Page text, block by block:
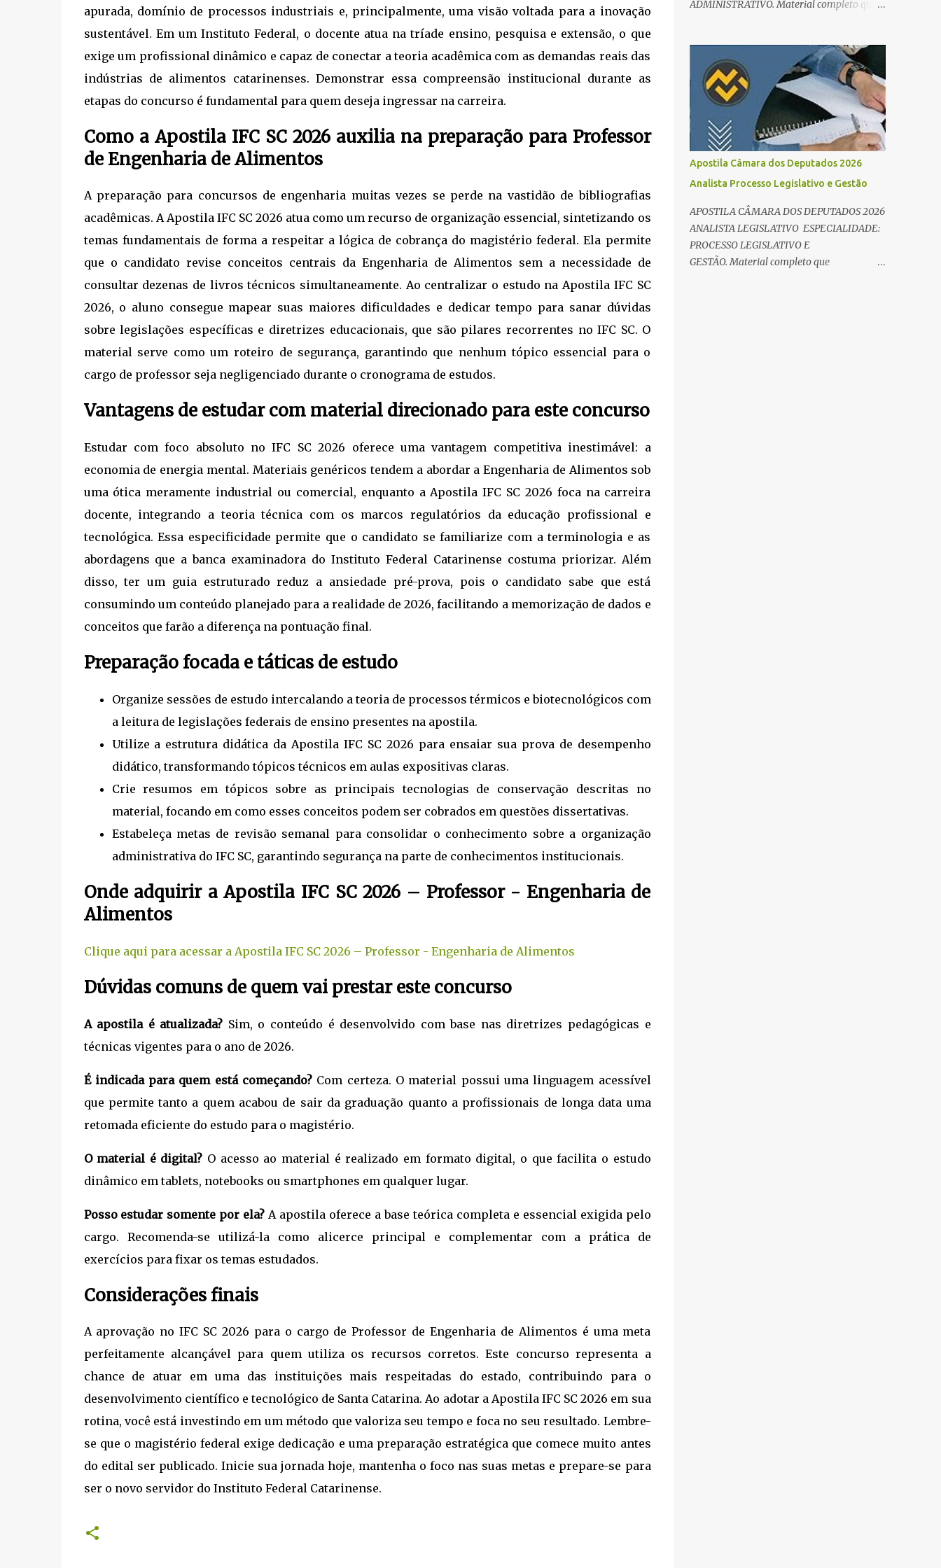
apurada, domínio de processos industriais e, principalmente, uma visão voltada para a inovação
sustentável. Em um Instituto Federal, o docente atua na tríade ensino, pesquisa e extensão, o que
exige um profissional dinâmico e capaz de conectar a teoria acadêmica com as demandas reais das
indústrias de alimentos catarinenses. Demonstrar essa compreensão institucional durante as
etapas do concurso é fundamental para quem deseja ingressar na carreira.
Como a Apostila IFC SC 2026 auxilia na preparação para Professor
de Engenharia de Alimentos
A preparação para concursos de engenharia muitas vezes se perde na vastidão de bibliografias
acadêmicas. A Apostila IFC SC 2026 atua como um recurso de organização essencial, sintetizando os
temas fundamentais de forma a respeitar a lógica de cobrança do magistério federal. Ela permite
que o candidato revise conceitos centrais da Engenharia de Alimentos sem a necessidade de
consultar dezenas de livros técnicos simultaneamente. Ao centralizar o estudo na Apostila IFC SC
2026, o aluno consegue mapear suas maiores dificuldades e dedicar tempo para sanar dúvidas
sobre legislações específicas e diretrizes educacionais, que são pilares recorrentes no IFC SC. O
material serve como um roteiro de segurança, garantindo que nenhum tópico essencial para o
cargo de professor seja negligenciado durante o cronograma de estudos.
Vantagens de estudar com material direcionado para este concurso
Estudar com foco absoluto no IFC SC 2026 oferece uma vantagem competitiva inestimável: a
economia de energia mental. Materiais genéricos tendem a abordar a Engenharia de Alimentos sob
uma ótica meramente industrial ou comercial, enquanto a Apostila IFC SC 2026 foca na carreira
docente, integrando a teoria técnica com os marcos regulatórios da educação profissional e
tecnológica. Essa especificidade permite que o candidato se familiarize com a terminologia e as
abordagens que a banca examinadora do Instituto Federal Catarinense costuma priorizar. Além
disso, ter um guia estruturado reduz a ansiedade pré-prova, pois o candidato sabe que está
consumindo um conteúdo planejado para a realidade de 2026, facilitando a memorização de dados e
conceitos que farão a diferença na pontuação final.
Preparação focada e táticas de estudo
Organize sessões de estudo intercalando a teoria de processos térmicos e biotecnológicos com
a leitura de legislações federais de ensino presentes na apostila.
Utilize a estrutura didática da Apostila IFC SC 2026 para ensaiar sua prova de desempenho
didático, transformando tópicos técnicos em aulas expositivas claras.
Crie resumos em tópicos sobre as principais tecnologias de conservação descritas no
material, focando em como esses conceitos podem ser cobrados em questões dissertativas.
Estabeleça metas de revisão semanal para consolidar o conhecimento sobre a organização
administrativa do IFC SC, garantindo segurança na parte de conhecimentos institucionais.
Onde adquirir a Apostila IFC SC 2026 – Professor - Engenharia de
Alimentos
Clique aqui para acessar a Apostila IFC SC 2026 – Professor - Engenharia de Alimentos
Dúvidas comuns de quem vai prestar este concurso
A apostila é atualizada? Sim, o conteúdo é desenvolvido com base nas diretrizes pedagógicas e
técnicas vigentes para o ano de 2026.
É indicada para quem está começando? Com certeza. O material possui uma linguagem acessível
que permite tanto a quem acabou de sair da graduação quanto a profissionais de longa data uma
retomada eficiente do estudo para o magistério.
O material é digital? O acesso ao material é realizado em formato digital, o que facilita o estudo
dinâmico em tablets, notebooks ou smartphones em qualquer lugar.
Posso estudar somente por ela? A apostila oferece a base teórica completa e essencial exigida pelo
cargo. Recomenda-se utilizá-la como alicerce principal e complementar com a prática de
exercícios para fixar os temas estudados.
Considerações finais
A aprovação no IFC SC 2026 para o cargo de Professor de Engenharia de Alimentos é uma meta
perfeitamente alcançável para quem utiliza os recursos corretos. Este concurso representa a
chance de atuar em uma das instituições mais respeitadas do estado, contribuindo para o
desenvolvimento científico e tecnológico de Santa Catarina. Ao adotar a Apostila IFC SC 2026 em sua
rotina, você está investindo em um método que valoriza seu tempo e foca no seu resultado. Lembre-
se que o magistério federal exige dedicação e uma preparação estratégica que comece muito antes
do edital ser publicado. Inicie sua jornada hoje, mantenha o foco nas suas metas e prepare-se para
ser o novo servidor do Instituto Federal Catarinense.
e Direito Administrativo). 🔄 2. Revisão
ADMINISTRATIVO. Material completo que
exigidos no edital para esse cargo.
Oportunidade de Ouro: R$ 30,8 mil iniciais O
edital do Concurso Câmara dos Deputados
2026 já é realidade, e o cargo de Analista
Legislativo (Processo Legislativo e Gestão) se
destaca como uma das melhores
oportunidades do ano. Com exigência de
nível superior em qualquer área, o certame
oferece 35 vagas imediatas e salários que
ultrapassam os R$ 30 mil . O que estudar
para Processo Legislativo e Gestão? Para
vencer a concorrência da banca Cebraspe , o
candidato precisa dominar o conteúdo
Apostila Câmara dos Deputados 2026
Analista Processo Legislativo e Gestão
APOSTILA CÂMARA DOS DEPUTADOS 2026
ANALISTA LEGISLATIVO ESPECIALIDADE:
PROCESSO LEGISLATIVO E
GESTÃO. Material completo que